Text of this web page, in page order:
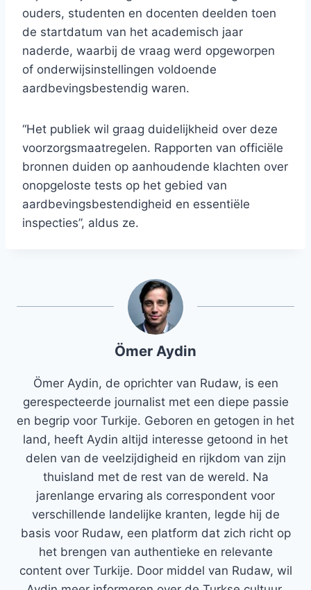
ouders, studenten en docenten deelden toen
de startdatum van het academisch jaar
naderde, waarbij de vraag werd opgeworpen
of onderwijsinstellingen voldoende
aardbevingsbestendig waren.
“Het publiek wil graag duidelijkheid over deze
voorzorgsmaatregelen. Rapporten van officiële
bronnen duiden op aanhoudende klachten over
onopgeloste tests op het gebied van
aardbevingsbestendigheid en essentiële
inspecties”, aldus ze.
Ömer Aydin
Ömer Aydin, de oprichter van Rudaw, is een
gerespecteerde journalist met een diepe passie
en begrip voor Turkije. Geboren en getogen in het
land, heeft Aydin altijd interesse getoond in het
delen van de veelzijdigheid en rijkdom van zijn
thuisland met de rest van de wereld. Na
jarenlange ervaring als correspondent voor
verschillende landelijke kranten, legde hij de
basis voor Rudaw, een platform dat zich richt op
het brengen van authentieke en relevante
content over Turkije. Door middel van Rudaw, wil